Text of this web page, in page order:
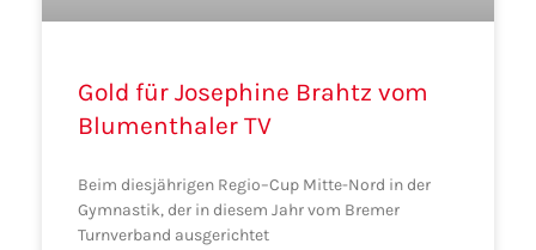
Gold für Josephine Brahtz vom
Blumenthaler TV
Beim diesjährigen Regio–Cup Mitte-Nord in der
Gymnastik, der in diesem Jahr vom Bremer
Turnverband ausgerichtet